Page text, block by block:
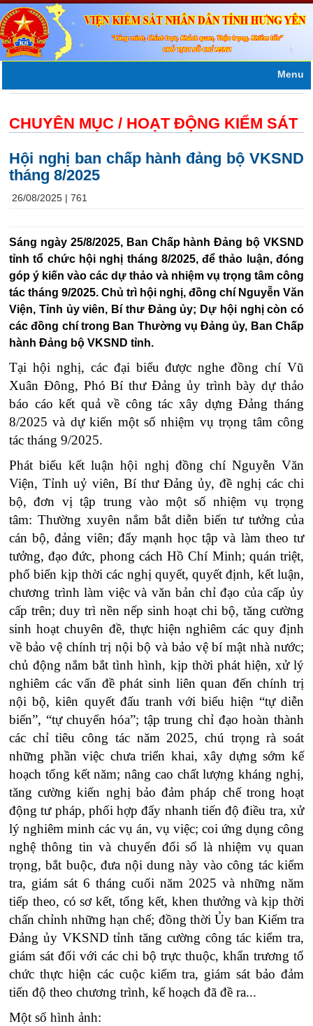
Menu
CHUYÊN MỤC / HOẠT ĐỘNG KIỂM SÁT
Hội nghị ban chấp hành đảng bộ VKSND
tháng 8/2025
26/08/2025 | 761
Sáng ngày 25/8/2025, Ban Chấp hành Đảng bộ VKSND
tỉnh tổ chức hội nghị tháng 8/2025, để thảo luận, đóng
góp ý kiến vào các dự thảo và nhiệm vụ trọng tâm công
tác tháng 9/2025. Chủ trì hội nghị, đồng chí Nguyễn Văn
Viện, Tỉnh ủy viên, Bí thư Đảng ủy; Dự hội nghị còn có
các đồng chí trong Ban Thường vụ Đảng ủy, Ban Chấp
hành Đảng bộ VKSND tỉnh.
Tại hội nghị, các đại biểu được nghe đồng chí Vũ
Xuân Đông, Phó Bí thư Đảng ủy trình bày dự thảo
báo cáo kết quả về công tác xây dựng Đảng tháng
8/2025 và dự kiến một số nhiệm vụ trọng tâm công
tác tháng 9/2025.
Phát biểu kết luận hội nghị đồng chí Nguyễn Văn
Viện, Tỉnh uỷ viên, Bí thư Đảng ủy, đề nghị các chi
bộ, đơn vị tập trung vào một số nhiệm vụ trọng
tâm: Thường xuyên nắm bắt diễn biến tư tưởng của
cán bộ, đảng viên; đẩy mạnh học tập và làm theo tư
tưởng, đạo đức, phong cách Hồ Chí Minh; quán triệt,
phổ biến kịp thời các nghị quyết, quyết định, kết luận,
chương trình làm việc và văn bản chỉ đạo của cấp ủy
cấp trên; duy trì nền nếp sinh hoạt chi bộ, tăng cường
sinh hoạt chuyên đề, thực hiện nghiêm các quy định
về bảo vệ chính trị nội bộ và bảo vệ bí mật nhà nước;
chủ động nắm bắt tình hình, kịp thời phát hiện, xử lý
nghiêm các vấn đề phát sinh liên quan đến chính trị
nội bộ, kiên quyết đấu tranh với biểu hiện “tự diễn
biến”, “tự chuyển hóa”; tập trung chỉ đạo hoàn thành
các chỉ tiêu công tác năm 2025, chú trọng rà soát
những phần việc chưa triển khai, xây dựng sớm kế
hoạch tổng kết năm; nâng cao chất lượng kháng nghị,
tăng cường kiến nghị bảo đảm pháp chế trong hoạt
động tư pháp, phối hợp đẩy nhanh tiến độ điều tra, xử
lý nghiêm minh các vụ án, vụ việc; coi ứng dụng công
nghệ thông tin và chuyển đổi số là nhiệm vụ quan
trọng, bắt buộc, đưa nội dung này vào công tác kiểm
tra, giám sát 6 tháng cuối năm 2025 và những năm
tiếp theo, có sơ kết, tổng kết, khen thưởng và kịp thời
chấn chỉnh những hạn chế; đồng thời Ủy ban Kiểm tra
Đảng ủy VKSND tỉnh tăng cường công tác kiểm tra,
giám sát đối với các chi bộ trực thuộc, khẩn trương tổ
chức thực hiện các cuộc kiểm tra, giám sát bảo đảm
tiến độ theo chương trình, kế hoạch đã đề ra...
Một số hình ảnh: